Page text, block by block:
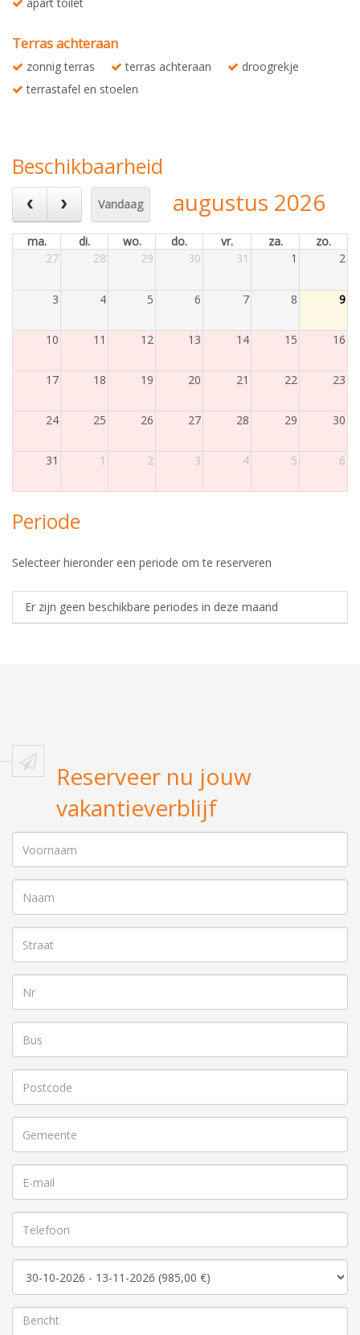
Terras achteraan
zonnig terras terras achteraan
droogrekje
terrastafel en stoelen
Beschikbaarheid
Vandaag augustus 2026
ma. di. wo. do. vr. za.
zo.
27
28 29 30 31 1 2
3 4 5 6 7 8 9
10 11 12 13 14 15 16
17 18 19 20 21 22 23
24 25 26 27 28 29 30
31 1 2 3 4 5 6
Periode
Selecteer hieronder een periode om te reserveren
Er zijn geen beschikbare periodes in deze maand
Reserveer nu jouw
vakantieverblijf